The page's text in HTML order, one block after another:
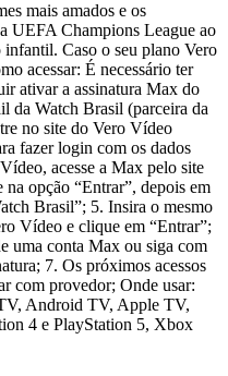
mais amados e os
UEFA Champions League ao
Caso o seu plano Vero
acessar: É necessário ter
ativar a assinatura Max do
da Watch Brasil (parceira da
no site do Vero Vídeo
fazer login com os dados
acesse a Max pelo site
opção “Entrar”, depois em
Brasil”; 5. Insira o mesmo
Vídeo e clique em “Entrar”;
uma conta Max ou siga com
7. Os próximos acessos
com provedor; Onde usar:
Android TV, Apple TV,
4 e PlayStation 5, Xbox